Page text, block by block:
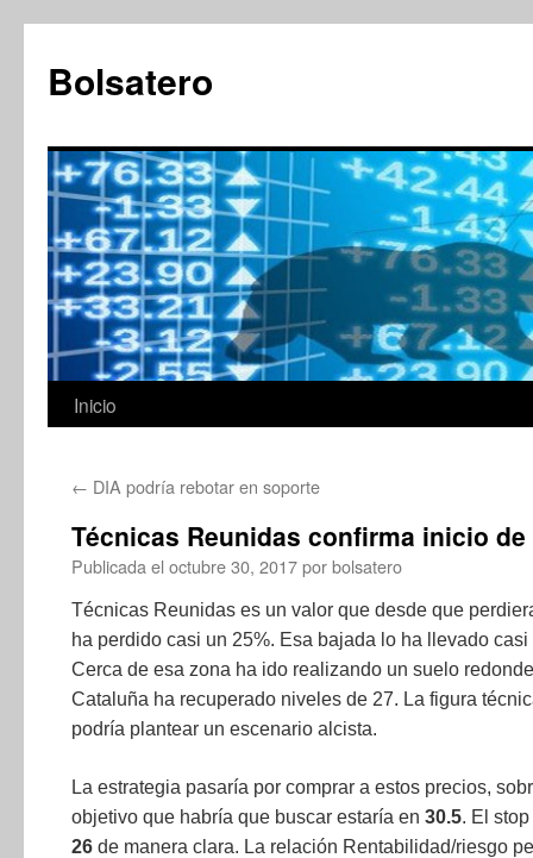
contenido
Bolsatero
Inicio
← DIA podría rebotar en soporte
Técnicas Reunidas confirma inicio
Publicada el octubre 30, 2017porbolsatero
Técnicas Reunidas es un valor que desde que
ha perdido casi un 25%. Esa bajada lo ha llevado
Cerca de esa zona ha ido realizando un suelo
Cataluña ha recuperado niveles de 27. La figura
podría plantear un escenario alcista.
La estrategia pasaría por comprar a estos precios,
objetivo que habría que buscar estaría en 30.5. El
26 de manera clara. La relación Rentabilidad/riesgo